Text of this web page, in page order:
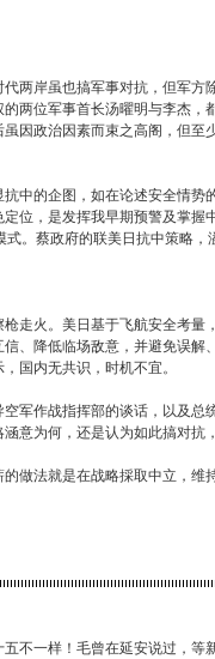
两岸虽也搞军事对抗，但军方
两位军事首长汤曜明与李杰，
因政治因素而束之高阁，但至
中的企图，如在论述安全情势
位，是发挥我早期预警及掌握
。蔡政府的联美日抗中策略，
走火。美日基于飞航安全考量
、降低临场敌意，并避免误解
国内无共识，时机不宜。
军作战指挥部的谈话，以及总
意为何，还是认为如此搞对抗
做法就是在战略採取中立，维
不一样！毛曾在延安说过，等